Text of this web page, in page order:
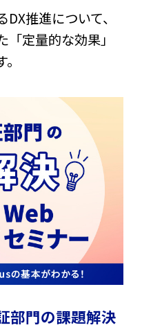
推進について、
定量的な効果」
部門の課題解決